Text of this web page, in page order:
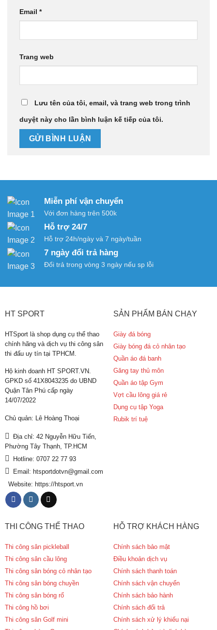
Email *
Trang web
Lưu tên của tôi, email, và trang web trong trình
duyệt này cho lần bình luận kế tiếp của tôi.
Miễn phí vận chuyển
Với đơn hàng trên 500k
Hỗ trợ 24/7
Hỗ trợ 24h/ngày và 7 ngày/tuần
7 ngày đổi trả hàng
Đổi trả trong vòng 3 ngày nếu sp lỗi
HT SPORT
HTSport là shop dụng cụ thể thao
chính hãng và dịch vụ thi công sân
thi đấu uy tín tại TPHCM.
Hộ kinh doanh HT SPORT.VN.
GPKD số 41X8043235 do UBND
Quận Tân Phú cấp ngày
14/07/2022
Chủ quản: Lê Hoàng Thoại
Địa chỉ: 42 Nguyễn Hữu Tiến,
Phường Tây Thạnh, TP.HCM
Hotline: 0707 22 77 93
Email: htsportdotvn@gmail.com
Website: https://htsport.vn
SẢN PHẨM BÁN CHẠY
Giày đá bóng
Giày bóng đá cỏ nhân tạo
Quần áo đá banh
Găng tay thủ môn
Quần áo tập Gym
Vợt cầu lông giá rẻ
Dụng cụ tập Yoga
Rubik trí tuệ
THI CÔNG THỂ THAO
Thi công sân pickleball
Thi công sân cầu lông
Thi công sân bóng cỏ nhân tạo
Thi công sân bóng chuyền
Thi công sân bóng rổ
Thi công hồ bơi
Thi công sân Golf mini
HỖ TRỢ KHÁCH HÀNG
Chính sách bảo mật
Điều khoản dịch vụ
Chính sách thanh toán
Chính sách vận chuyển
Chính sách bảo hành
Chính sách đổi trả
Chính sách xử lý khiếu nại